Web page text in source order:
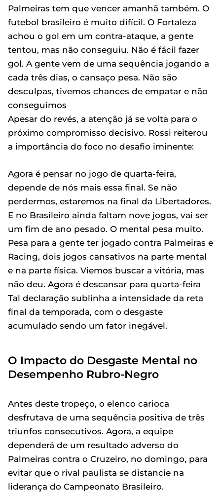
Palmeiras tem que vencer amanhã também. O
futebol brasileiro é muito difícil. O Fortaleza
achou o gol em um contra-ataque, a gente
tentou, mas não conseguiu. Não é fácil fazer
gol. A gente vem de uma sequência jogando a
cada três dias, o cansaço pesa. Não são
desculpas, tivemos chances de empatar e não
conseguimos
Apesar do revés, a atenção já se volta para o
próximo compromisso decisivo. Rossi reiterou
a importância do foco no desafio iminente:
Agora é pensar no jogo de quarta-feira,
depende de nós mais essa final. Se não
perdermos, estaremos na final da Libertadores.
E no Brasileiro ainda faltam nove jogos, vai ser
um fim de ano pesado. O mental pesa muito.
Pesa para a gente ter jogado contra Palmeiras e
Racing, dois jogos cansativos na parte mental
e na parte física. Viemos buscar a vitória, mas
não deu. Agora é descansar para quarta-feira
Tal declaração sublinha a intensidade da reta
final da temporada, com o desgaste
acumulado sendo um fator inegável.
O Impacto do Desgaste Mental no
Desempenho Rubro-Negro
Antes deste tropeço, o elenco carioca
desfrutava de uma sequência positiva de três
triunfos consecutivos. Agora, a equipe
dependerá de um resultado adverso do
Palmeiras contra o Cruzeiro, no domingo, para
evitar que o rival paulista se distancie na
liderança do Campeonato Brasileiro.